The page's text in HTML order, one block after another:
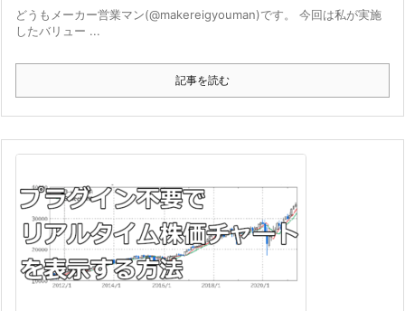
どうもメーカー営業マン(@makereigyouman)です。 今回は私が実施
したバリュー ...
記事を読む